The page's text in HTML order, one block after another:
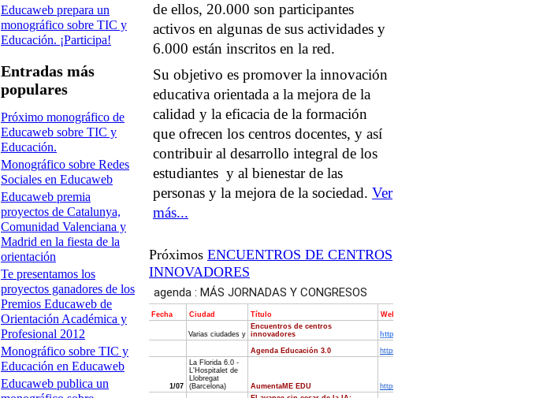
Educaweb prepara un
monográfico sobre TIC y
Educación. ¡Participa!
Entradas más
populares
Próximo monográfico de
Educaweb sobre TIC y
Educación.
Monográfico sobre Redes
Sociales en Educaweb
Educaweb premia
proyectos de Catalunya,
Comunidad Valenciana y
Madrid en la fiesta de la
orientación
Te presentamos los
proyectos ganadores de los
Premios Educaweb de
Orientación Académica y
Profesional 2012
Monográfico sobre TIC y
Educación en Educaweb
Educaweb publica un
de ellos, 20.000 son participantes
activos en algunas de sus actividades y
6.000 están inscritos en la red.
Su objetivo es promover la innovación
educativa orientada a la mejora de la
calidad y la eficacia de la formación
que ofrecen los centros docentes, y así
contribuir al desarrollo integral de los
estudiantes y al bienestar de las
personas y la mejora de la sociedad. Ver
más...
Próximos ENCUENTROS DE CENTROS
INNOVADORES